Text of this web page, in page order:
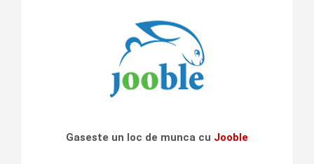
Gaseste un loc de munca cu Jooble